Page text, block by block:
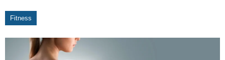
Fitness